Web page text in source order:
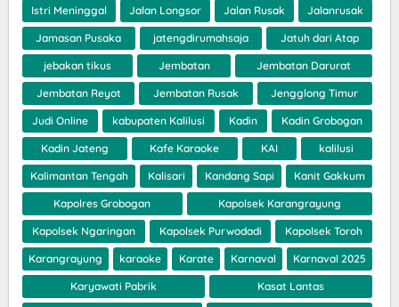
Istri Meninggal Jalan Longsor Jalan Rusak Jalanrusak
Jamasan Pusaka jatengdirumahsaja Jatuh dari Atap
jebakan tikus Jembatan Jembatan Darurat
Jembatan Reyot Jembatan Rusak Jengglong Timur
Judi Online kabupaten Kalilusi Kadin Kadin Grobogan
Kadin Jateng Kafe Karaoke KAI kalilusi
Kalimantan Tengah Kalisari Kandang Sapi Kanit Gakkum
Kapolres Grobogan Kapolsek Karangrayung
Kapolsek Ngaringan Kapolsek Purwodadi Kapolsek Toroh
Karangrayung karaoke Karate Karnaval Karnaval 2025
Karyawati Pabrik Kasat Lantas